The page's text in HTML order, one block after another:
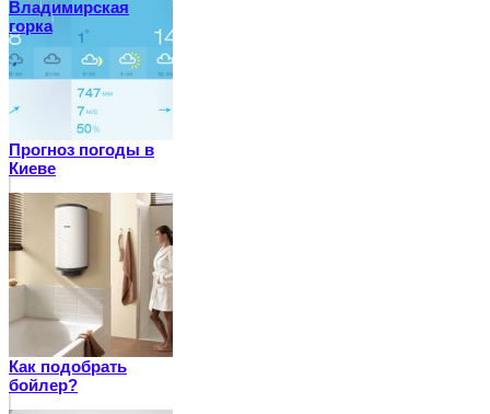
Владимирская
горка
Прогноз погоды в
Киеве
Как подобрать
бойлер?